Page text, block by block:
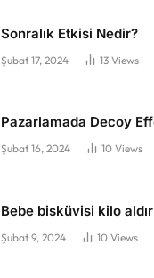
Sonralık Etkisi Nedir?
Şubat 17, 2024 13 Views
Pazarlamada Decoy
Şubat 16, 2024 10 Views
Bebe bisküvisi kilo
Şubat 9, 2024 10 Views